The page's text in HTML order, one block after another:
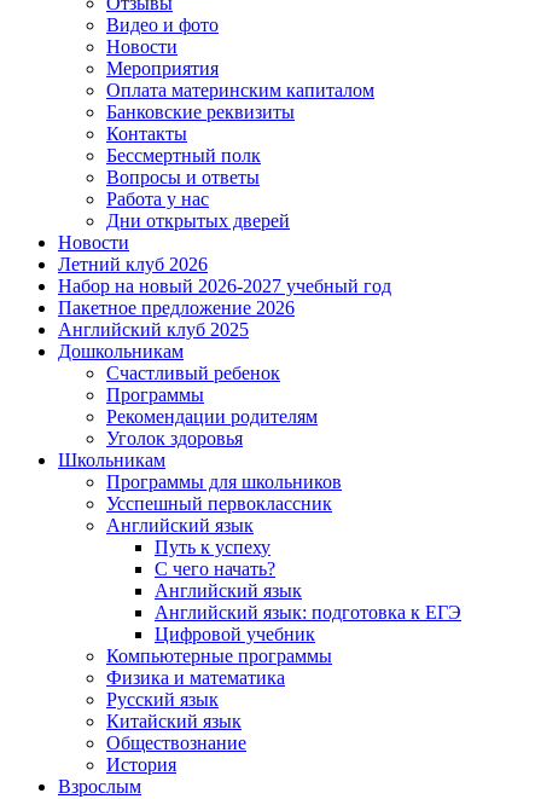
Видео и фото
Новости
Мероприятия
Оплата материнским капиталом
Банковские реквизиты
Контакты
Бессмертный полк
Вопросы и ответы
Работа у нас
Дни открытых дверей
Новости
Летний клуб 2026
Набор на новый 2026-2027 учебный год
Пакетное предложение 2026
Английский клуб 2025
Дошкольникам
Счастливый ребенок
Программы
Рекомендации родителям
Уголок здоровья
Школьникам
Программы для школьников
Усспешный первоклассник
Английский язык
Путь к успеху
С чего начать?
Английский язык
Английский язык: подготовка к ЕГЭ
Цифровой учебник
Компьютерные программы
Физика и математика
Русский язык
Китайский язык
Обществознание
История
Взрослым